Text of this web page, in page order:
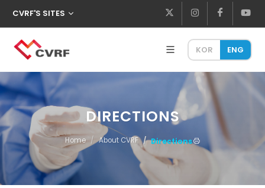
CVRF'S SITES
KOR ENG
DIRECTIONS
Home About CVRF Directions